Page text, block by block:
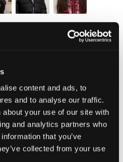
content and ads, to
and to analyse our traffic.
your use of our site with
and analytics partners who
that you’ve
collected from your use
Riktig Stor